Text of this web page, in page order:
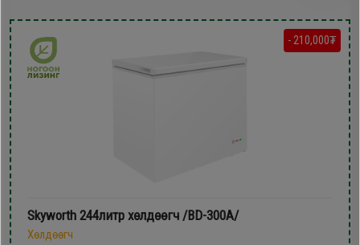
- 210,000₮
Skyworth 244литр xөлдөөгч /BD-300A/
Хөлдөөгч